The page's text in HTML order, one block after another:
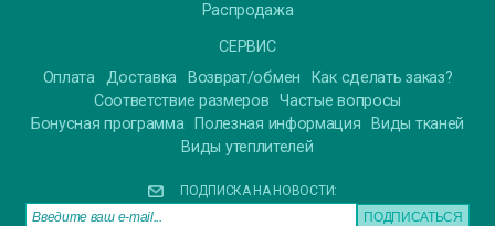
Распродажа
СЕРВИС
Оплата Доставка Возврат/обмен
Как сделать заказ?
Соответствие размеров
Частые вопросы
Бонусная программа
Полезная информация
Виды тканей
Виды утеплителей
ПОДПИСКА НА НОВОСТИ: